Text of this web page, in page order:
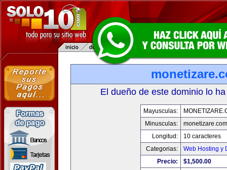
El dueño de este dominio lo
Mayusculas:
Minusculas:
monetizare.com
Longitud:
10 caracteres
Categorias:
Web Hosting y
Precio:
$1,500.00